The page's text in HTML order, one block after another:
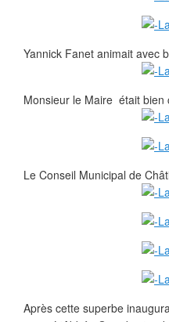
Yannick Fanet animait avec
Monsieur le Maire était bien
Le Conseil Municipal de
Après cette superbe